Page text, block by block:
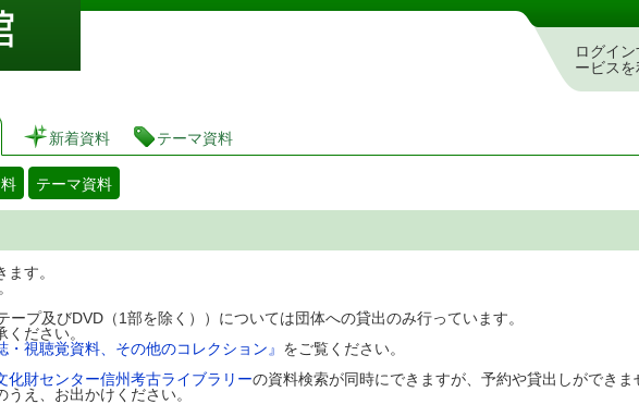
図書館 蔵書検索・予約システム
ログイ
ービスを
新着資料 テーマ資料
テーマ資料
す。
プ及びDVD（1部を除く））については団体への貸出のみ行っています。
ださい。
・視聴覚資料、その他のコレクション』 をご覧ください。
化財センター信州考古ライブラリーの資料検索が同時にできますが、予約や貸出しができま
え、お出かけください。